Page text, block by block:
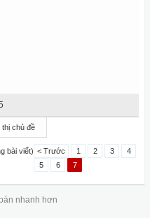
chủ đề
bài viết) < Trước 1 2 3
4
5
6 7
nhanh hơn